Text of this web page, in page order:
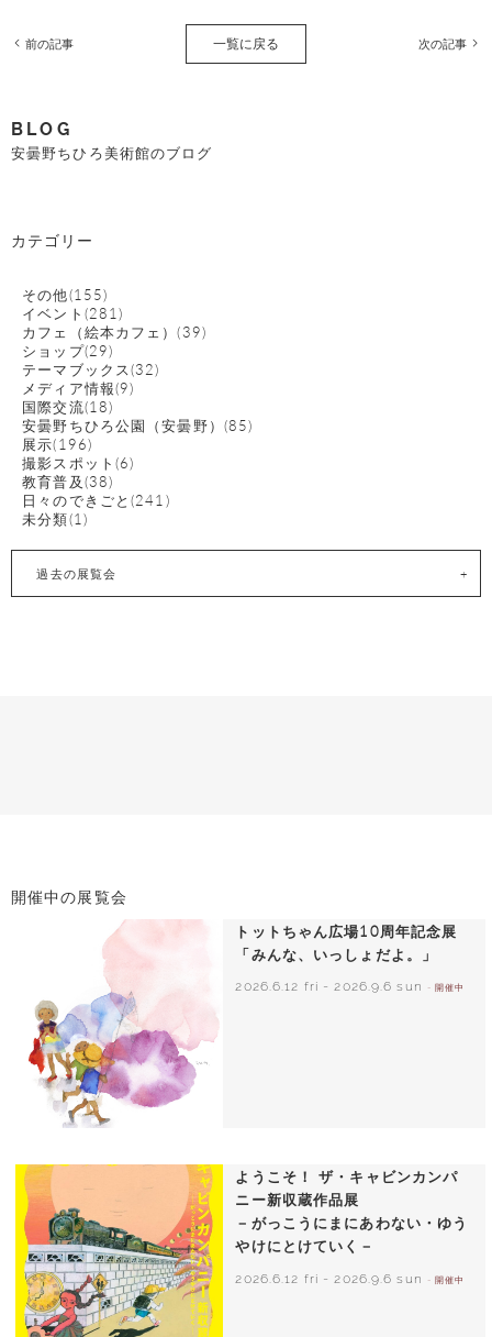
前の記事 一覧に戻る 次の記事
BLOG
安曇野ちひろ美術館のブログ
カテゴリー
その他(155)
イベント(281)
カフェ（絵本カフェ）(39)
ショップ(29)
テーマブックス(32)
メディア情報(9)
国際交流(18)
安曇野ちひろ公園（安曇野）(85)
展示(196)
撮影スポット(6)
教育普及(38)
日々のできごと(241)
未分類(1)
過去の展覧会
開催中の展覧会
トットちゃん広場10周年記念展
「みんな、いっしょだよ。」
2026.6.12 fri -2026.9.6 sun - 開催中
ようこそ！ ザ・キャビンカンパ
ニー新収蔵作品展
－がっこうにまにあわない・ゆう
やけにとけていく－
2026.6.12 fri -2026.9.6 sun - 開催中